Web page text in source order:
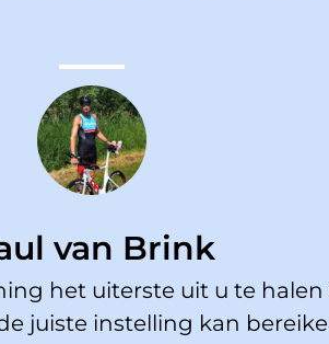
van Brink
het uiterste uit u te
juiste instelling kan